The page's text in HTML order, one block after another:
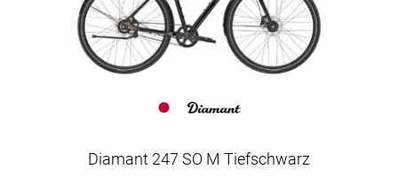
Diamant 247 SO M Tiefschwarz